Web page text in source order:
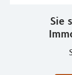
Sie